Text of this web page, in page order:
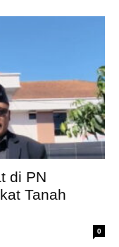
di PN
Tanah
0